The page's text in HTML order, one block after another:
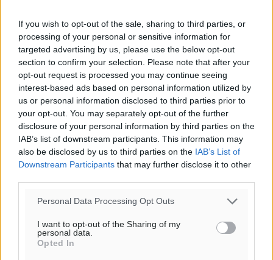
If you wish to opt-out of the sale, sharing to third parties, or
processing of your personal or sensitive information for
targeted advertising by us, please use the below opt-out
section to confirm your selection. Please note that after your
opt-out request is processed you may continue seeing
interest-based ads based on personal information utilized by
us or personal information disclosed to third parties prior to
your opt-out. You may separately opt-out of the further
disclosure of your personal information by third parties on the
IAB’s list of downstream participants. This information may
also be disclosed by us to third parties on the IAB’s List of
Downstream Participants that may further disclose it to other
Personal Data Processing Opt Outs
I want to opt-out of the Sharing of my
personal data.
Opted In
Ροή ειδήσεων
Ειδήσεις• πριν 31 λεπτά
Από την παράδοση της Ρόδου στα ερευνητικά